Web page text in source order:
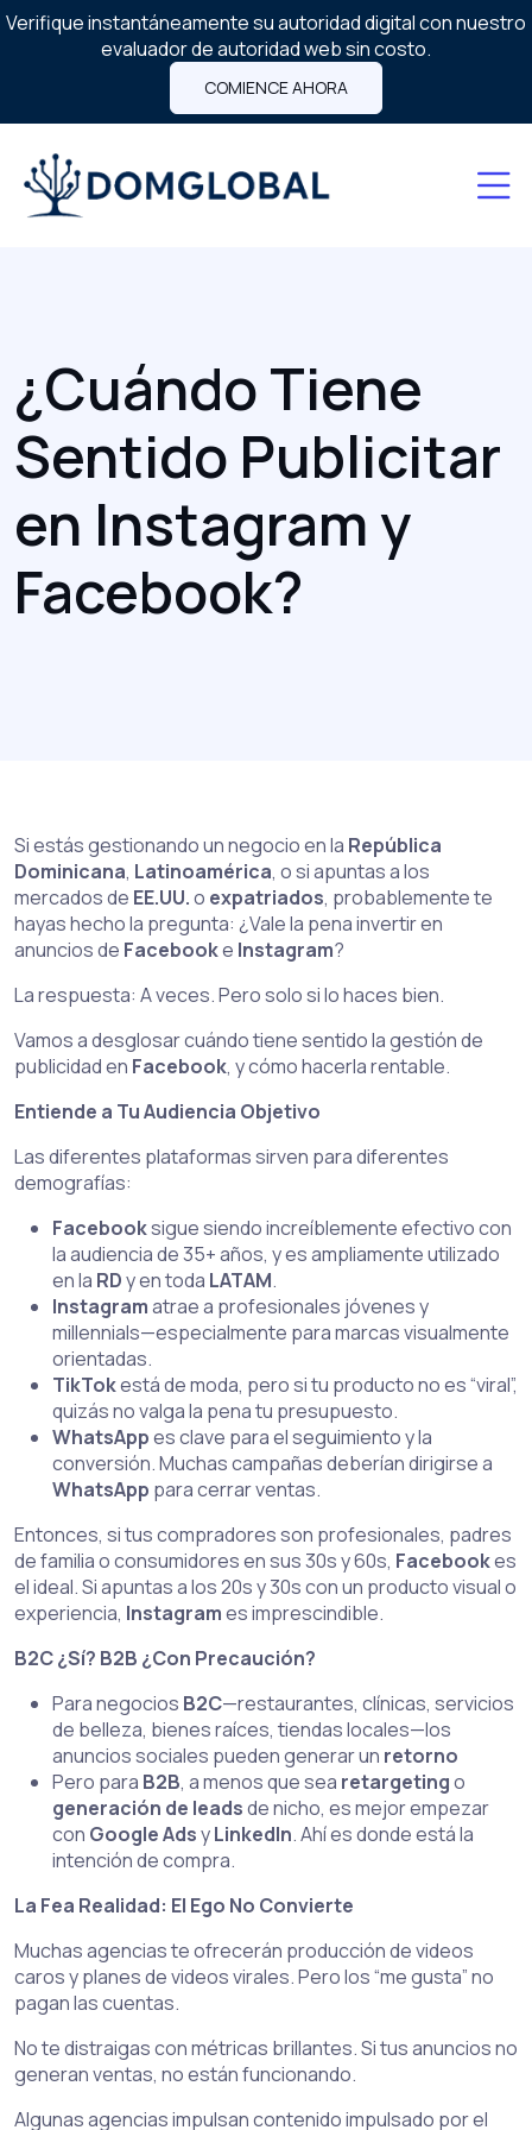
Verifique instantáneamente su autoridad digital con nuestro
evaluador de autoridad web sin costo.
COMIENCE AHORA
¿Cuándo Tiene
Sentido Publicitar
en Instagram y
Facebook?
Si estás gestionando un negocio en la República
Dominicana, Latinoamérica, o si apuntas a los
mercados de EE.UU.o expatriados, probablemente te
hayas hecho la pregunta: ¿Vale la pena invertir en
anuncios de Facebooke Instagram?
La respuesta: A veces. Pero solo si lo haces bien.
Vamos a desglosar cuándo tiene sentido la gestión de
publicidad en Facebook, y cómo hacerla rentable.
Entiende a Tu Audiencia Objetivo
Las diferentes plataformas sirven para diferentes
demografías:
Facebooksigue siendo increíblemente efectivo con
la audiencia de 35+ años, y es ampliamente utilizado
en la RDy en toda LATAM.
Instagramatrae a profesionales jóvenes y
millennials—especialmente para marcas visualmente
orientadas.
TikTokestá de moda, pero si tu producto no es “viral”,
quizás no valga la pena tu presupuesto.
WhatsAppes clave para el seguimiento y la
conversión. Muchas campañas deberían dirigirse a
WhatsApp para cerrar ventas.
Entonces, si tus compradores son profesionales, padres
de familia o consumidores en sus 30s y 60s, Facebookes
el ideal. Si apuntas a los 20s y 30s con un producto visual o
experiencia, Instagrames imprescindible.
B2C ¿Sí? B2B ¿Con Precaución?
Para negocios B2C—restaurantes, clínicas, servicios
de belleza, bienes raíces, tiendas locales—los
anuncios sociales pueden generar un retorno
Pero para B2B, a menos que sea retargetingo
generación de leadsde nicho, es mejor empezar
con Google AdsyLinkedIn. Ahí es donde está la
intención de compra.
La Fea Realidad: El Ego No Convierte
Muchas agencias te ofrecerán producción de videos
caros y planes de videos virales. Pero los “me gusta” no
pagan las cuentas.
No te distraigas con métricas brillantes. Si tus anuncios no
generan ventas, no están funcionando.
Algunas agencias impulsan contenido impulsado por el